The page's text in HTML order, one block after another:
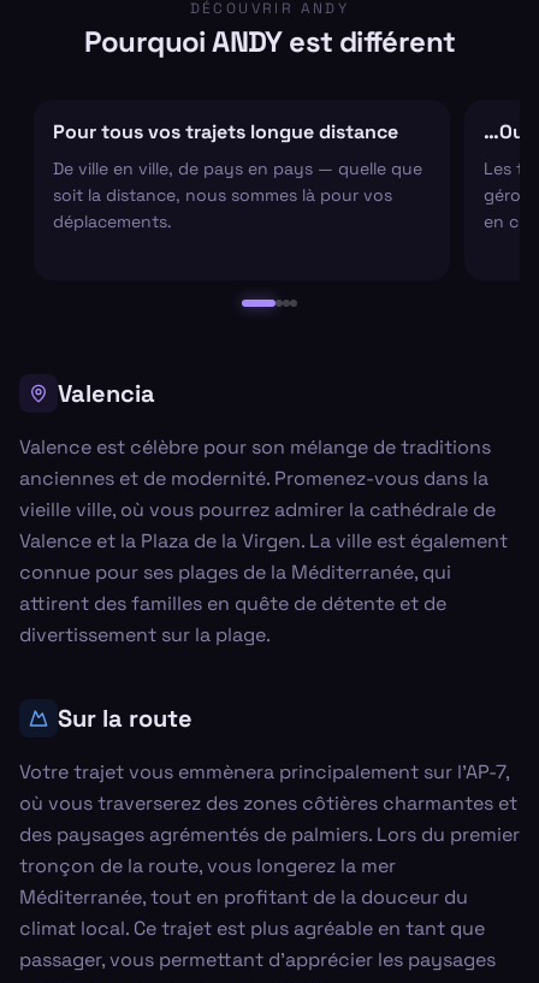
DÉCOUVRIR ANDY
Pourquoi ANDY est différent
Pour tous vos trajets longue distance
De ville en ville, de pays en pays — quelle que
soit la distance, nous sommes là pour vos
déplacements.
…Ou
Les
en
Valencia
Valence est célèbre pour son mélange de traditions
anciennes et de modernité. Promenez-vous dans la
vieille ville, où vous pourrez admirer la cathédrale de
Valence et la Plaza de la Virgen. La ville est également
connue pour ses plages de la Méditerranée, qui
attirent des familles en quête de détente et de
divertissement sur la plage.
Sur la route
Votre trajet vous emmènera principalement sur l'AP-7,
où vous traverserez des zones côtières charmantes et
des paysages agrémentés de palmiers. Lors du premier
tronçon de la route, vous longerez la mer
Méditerranée, tout en profitant de la douceur du
climat local. Ce trajet est plus agréable en tant que
passager, vous permettant d’apprécier les paysages